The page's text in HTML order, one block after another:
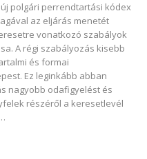
polgári perrendtartási kódex
az eljárás menetét
vonatkozó szabályok
A régi szabályozás kisebb
és formai
Ez leginkább abban
nagyobb odafigyelést és
részéről a keresetlevél